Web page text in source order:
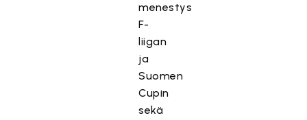
menestys
F-
liigan
ja
Suomen
Cupin
sekä